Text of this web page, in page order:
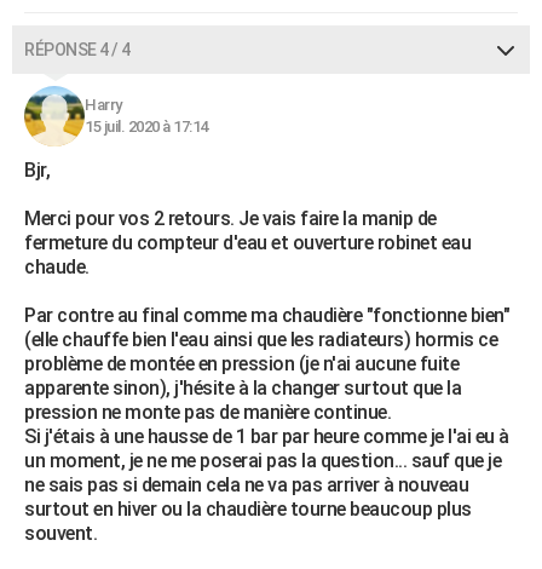
RÉPONSE 4 / 4
Harry
15 juil. 2020 à 17:14
Bjr,
Merci pour vos 2 retours. Je vais faire la manip de
fermeture du compteur d'eau et ouverture robinet eau
chaude.
Par contre au final comme ma chaudière "fonctionne bien"
(elle chauffe bien l'eau ainsi que les radiateurs) hormis ce
problème de montée en pression (je n'ai aucune fuite
apparente sinon), j'hésite à la changer surtout que la
pression ne monte pas de manière continue.
Si j'étais à une hausse de 1 bar par heure comme je l'ai eu à
un moment, je ne me poserai pas la question... sauf que je
ne sais pas si demain cela ne va pas arriver à nouveau
surtout en hiver ou la chaudière tourne beaucoup plus
souvent.